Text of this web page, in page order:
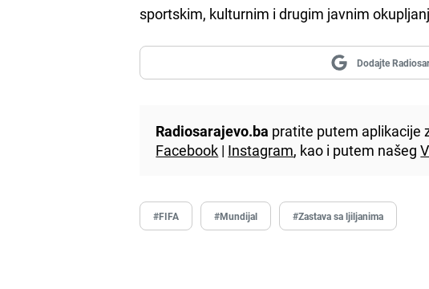
sportskim, kulturnim i drugim javnim
Dodajte
Radiosarajevo.ba pratite putem aplikacije
Facebook | Instagram, kao i putem našeg
#FIFA #Mundijal #Zastava sa ljiljanima